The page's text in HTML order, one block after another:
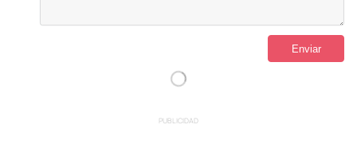
PUBLICIDAD